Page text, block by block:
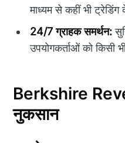
माध्यम से कहीं भी
24/7 ग्राहक समर्थन:
उपयोगकर्ताओं को किसी
Berkshire
नुकसान